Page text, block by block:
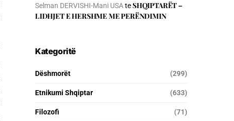
Selman DERVISHI-Mani USAteSHQIPTARËT –
LIDHJET E HERSHME ME PERËNDIMIN
Kategoritë
Dëshmorët (299)
Etnikumi Shqiptar (633)
Filozofi (71)